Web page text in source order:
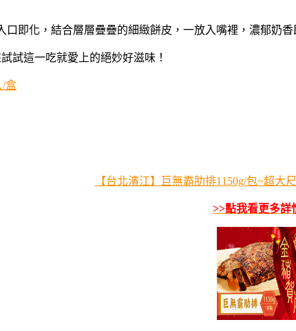
即化，結合層層疊疊的細緻餅皮，一放入嘴裡，濃郁奶香
試這一吃就愛上的絕妙好滋味！
/盒
【台北濱江】巨無霸肋排1150g/包~超大
>>點我看更多詳